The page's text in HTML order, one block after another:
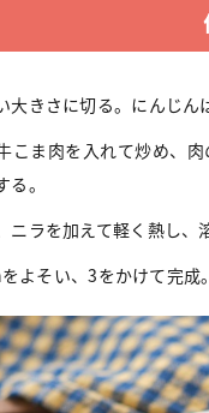
大きさに切る。にんじん
こま肉を入れて炒め、
。
ニラを加えて軽く熱し、
よそい、3をかけて完成。